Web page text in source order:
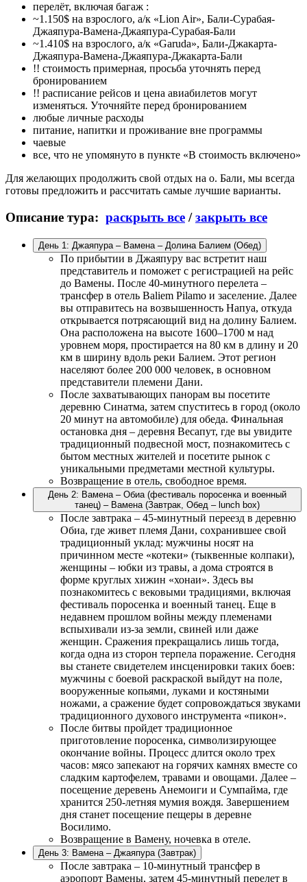
перелёт, включая багаж :
~1.150$ на взрослого, а/к «Lion Air», Бали-Сурабая-
Джаяпура-Вамена-Джаяпура-Сурабая-Бали
~1.410$ на взрослого, а/к «Garuda», Бали-Джакарта-
Джаяпура-Вамена-Джаяпура-Джакарта-Бали
!! стоимость примерная, просьба уточнять перед
бронированием
!! расписание рейсов и цена авиабилетов могут
изменяться. Уточняйте перед бронированием
любые личные расходы
питание, напитки и проживание вне программы
чаевые
все, что не упомянуто в пункте «В стоимость включено»
Для желающих продолжить свой отдых на о. Бали, мы всегда
готовы предложить и рассчитать самые лучшие варианты.
Описание тура: раскрыть все /закрыть все
День 1: Джаяпура – Вамена – Долина Балием (Oбед)
По прибытии в Джаяпуру вас встретит наш
представитель и поможет с регистрацией на рейс
до Вамены. После 40-минутного перелета –
трансфер в отель Baliem Pilamo и заселение. Далее
вы отправитесь на возвышенность Напуа, откуда
открывается потрясающий вид на долину Балием.
Она расположена на высоте 1600–1700 м над
уровнем моря, простирается на 80 км в длину и 20
км в ширину вдоль реки Балием. Этот регион
населяют более 200 000 человек, в основном
представители племени Дани.
После захватывающих панорам вы посетите
деревню Синатма, затем спуститесь в город (около
20 минут на автомобиле) для обеда. Финальная
остановка дня – деревня Весапут, где вы увидите
традиционный подвесной мост, познакомитесь с
бытом местных жителей и посетите рынок с
уникальными предметами местной культуры.
Возвращение в отель, свободное время.
День 2: Вамена – Обиа (фестиваль поросенка и военный
танец) – Вамена (Завтрак, Обед – lunch box)
После завтрака – 45-минутный переезд в деревню
Обиа, где живет племя Дани, сохранившее свой
традиционный уклад: мужчины носят на
причинном месте «котеки» (тыквенные колпаки),
женщины – юбки из травы, а дома строятся в
форме круглых хижин «хонаи». Здесь вы
познакомитесь с вековыми традициями, включая
фестиваль поросенка и военный танец. Еще в
недавнем прошлом войны между племенами
вспыхивали из-за земли, свиней или даже
женщин. Сражения прекращались лишь тогда,
когда одна из сторон терпела поражение. Сегодня
вы станете свидетелем инсценировки таких боев:
мужчины с боевой раскраской выйдут на поле,
вооруженные копьями, луками и костяными
ножами, а сражение будет сопровождаться звуками
традиционного духового инструмента «пикон».
После битвы пройдет традиционное
приготовление поросенка, символизирующее
окончание войны. Процесс длится около трех
часов: мясо запекают на горячих камнях вместе со
сладким картофелем, травами и овощами. Далее –
посещение деревень Анемоиги и Сумпайма, где
хранится 250-летняя мумия вождя. Завершением
дня станет посещение пещеры в деревне
Восилимо.
Возвращение в Вамену, ночевка в отеле.
День 3: Вамена – Джаяпура (Завтрак)
После завтрака – 10-минутный трансфер в
аэропорт Вамены, затем 45-минутный перелет в